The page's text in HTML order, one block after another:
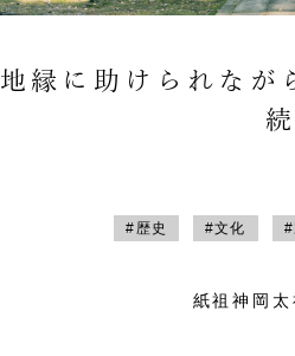
地縁に助けられなが
#歴史 #文化
紙祖神岡